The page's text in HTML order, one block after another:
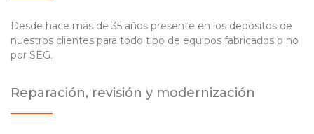
Desde hace más de 35 años presente en los depósitos de
nuestros clientes para todo tipo de equipos fabricados o no
por SEG.
Reparación, revisión y modernización